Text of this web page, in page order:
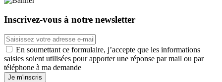
Inscrivez-vous à notre newsletter
En soumettant ce formulaire, j’accepte que les informations
saisies soient utilisées pour apporter une réponse par mail ou par
téléphone à ma demande